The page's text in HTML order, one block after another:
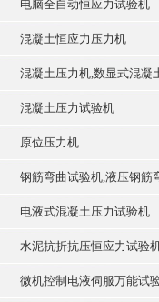
电脑全自动恒应力试验机
混凝土恒应力压力机
混凝土压力机,数显式混凝
混凝土压力试验机
原位压力机
钢筋弯曲试验机,液压钢筋
电液式混凝土压力试验机
水泥抗折抗压恒应力试验
微机控制电液伺服万能试